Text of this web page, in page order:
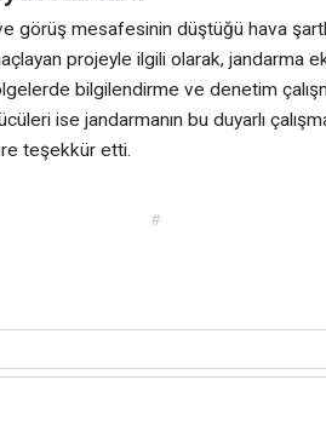
görüş mesafesinin düştüğü hava
projeyle ilgili olarak, jandarma
bilgilendirme ve denetim
ise jandarmanın bu duyarlı
teşekkür etti.
#